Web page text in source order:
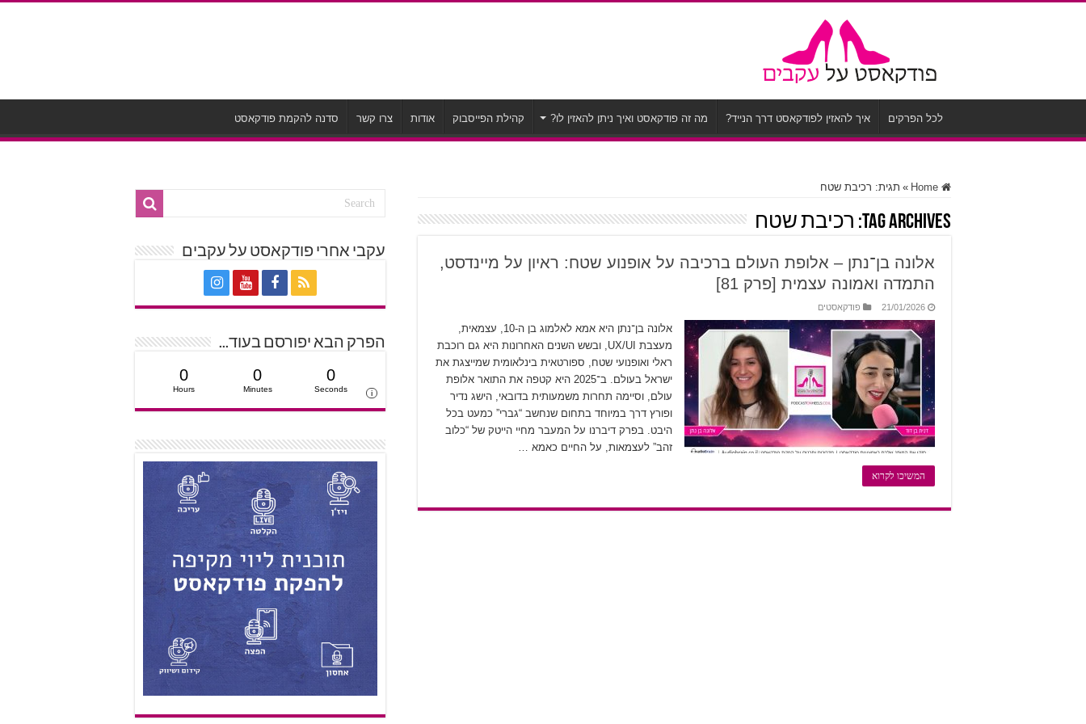
לכל הפרקים איך להאזין לפודקאסט דרך הנייד? מה זה פודקאסט ואיך ניתן להאזין לו? קהילת הפייסבוק אודות צרו קשר סדנה להקמת פודקאסט
» תגית: רכיבת שטח
Tag Archives: רכיבת שטח
אלונה בן־נתן – אלופת העולם ברכיבה על אופנוע שטח: ראיון על מיינדסט,
התמדה ואמונה עצמית [פרק 81]
21/01/2026 פודקאסטים
אלונה בן־נתן היא אמא לאלמוג בן ה-10, עצמאית,
מעצבת UX/UI, ובשש השנים האחרונות היא גם רוכבת
ראלי ואופנועי שטח, ספורטאית בינלאומית שמייצגת את
ישראל בעולם. ב־2025 היא קטפה את התואר אלופת
עולם, וסיימה תחרות משמעותית בדובאי, הישג נדיר
ופורץ דרך במיוחד בתחום שנחשב “גברי” כמעט בכל
היבט. בפרק דיברנו על המעבר מחיי הייטק של “כלוב
זהב” לעצמאות, על החיים כאמא …
המשיכו לקרוא
עקבי אחרי פודקאסט על עקבים
הפרק הבא יפורסם בעוד...
0
Hours
0
Minutes
0
Seconds i